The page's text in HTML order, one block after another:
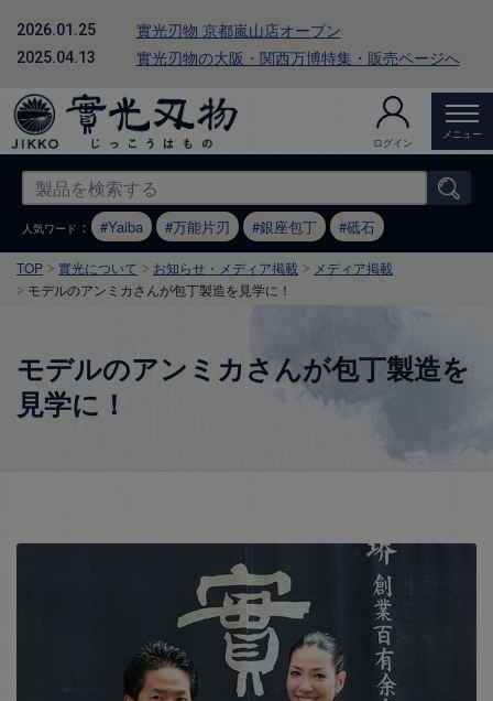
2026.01.25 實光刃物 京都嵐山店オープン
2025.04.13 實光刃物の大阪・関西万博特集・販売ページへ
ログイン
メニュー
人気ワード ： Yaiba 万能片刃 銀座包丁 砥石
TOP 實光について お知らせ・メディア掲載
メディア掲載
モデルのアンミカさんが包丁製造を見学に！
モデルのアンミカさんが包丁製造を
見学に！